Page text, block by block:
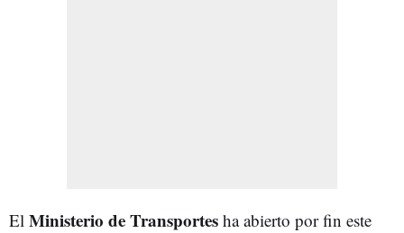
El Ministerio de Transportes ha abierto por fin este